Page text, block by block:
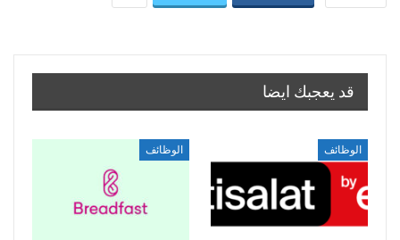
قد يعجبك ايضا
الوظائف الوظائف